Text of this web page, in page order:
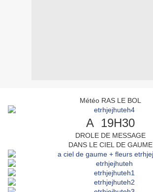
Météo RAS LE BOL
A 19H30
DROLE DE MESSAGE
DANS LE CIEL DE GAUME